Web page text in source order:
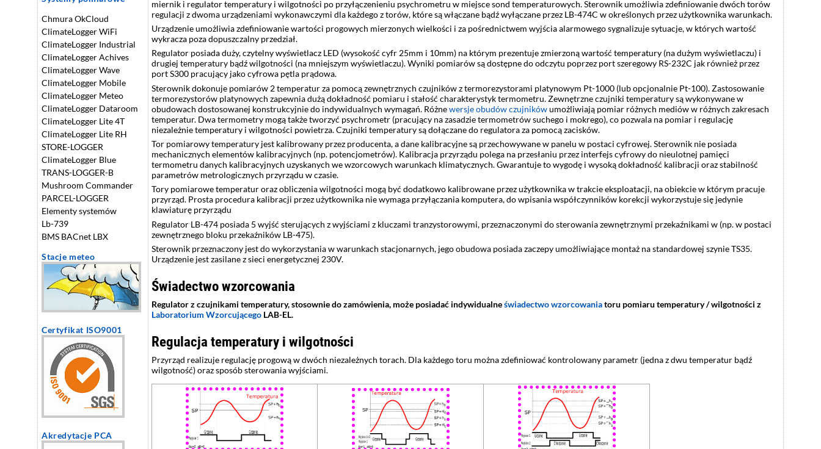
Chmura OkCloud
ClimateLogger WiFi
ClimateLogger Industrial
ClimateLogger Achives
ClimateLogger Wave
ClimateLogger Mobile
ClimateLogger Meteo
ClimateLogger Dataroom
ClimateLogger Lite 4T
ClimateLogger Lite RH
STORE-LOGGER
ClimateLogger Blue
TRANS-LOGGER-B
Mushroom Commander
PARCEL-LOGGER
Elementy systemów
Lb-739
BMS BACnet LBX
Stacje meteo
Certyfikat ISO9001
Akredytacje PCA
miernik i regulator temperatury i wilgotności po przyłączenieniu psychrometru w miejsce sond temperaturowych. Sterownik umożliwia zdefiniowanie dwóch torów
regulacji z dwoma urządzeniami wykonawczymi dla każdego z torów, które są włączane bądź wyłączane przez LB-474C w określonych przez użytkownika warunkach.
Urządzenie umożliwia zdefiniowanie wartości progowych mierzonych wielkości i za pośrednictwem wyjścia alarmowego sygnalizuje sytuacje, w których wartość
wykracza poza dopuszczalny przedział.
Regulator posiada duży, czytelny wyświetlacz LED (wysokość cyfr 25mm i 10mm) na którym prezentuje zmierzoną wartość temperatury (na dużym wyświetlaczu) i
drugiej temperatury bądź wilgotności (na mniejszym wyświetlaczu). Wyniki pomiarów są dostępne do odczytu poprzez port szeregowy RS-232C jak również przez
port S300 pracujący jako cyfrowa pętla prądowa.
Sterownik dokonuje pomiarów 2 temperatur za pomocą zewnętrznych czujników z termorezystorami platynowym Pt-1000 (lub opcjonalnie Pt-100). Zastosowanie
termorezystorów platynowych zapewnia dużą dokładność pomiaru i stałość charakterystyk termometru. Zewnętrzne czujniki temperatury są wykonywane w
obudowach dostosowanej konstrukcyjnie do indywidualnych wymagań. Różnewersje obudów czujnikówumożliwiają pomiar różnych mediów w różnych zakresach
temperatur. Dwa termometry mogą także tworzyć psychrometr (pracujący na zasadzie termometrów suchego i mokrego), co pozwala na pomiar i regulację
niezależnie temperatury i wilgotności powietrza. Czujniki temperatury są dołączane do regulatora za pomocą zacisków.
Tor pomiarowy temperatury jest kalibrowany przez producenta, a dane kalibracyjne są przechowywane w panelu w postaci cyfrowej. Sterownik nie posiada
mechanicznych elementów kalibracyjnych (np. potencjometrów). Kalibracja przyrządu polega na przesłaniu przez interfejs cyfrowy do nieulotnej pamięci
termometru danych kalibracyjnych uzyskanych we wzorcowych warunkach klimatycznych. Gwarantuje to wygodę i wysoką dokładność kalibracji oraz stabilność
parametrów metrologicznych przyrządu w czasie.
Tory pomiarowe temperatur oraz obliczenia wilgotności mogą być dodatkowo kalibrowane przez użytkownika w trakcie eksploatacji, na obiekcie w którym pracuje
przyrząd. Prosta procedura kalibracji przez użytkownika nie wymaga przyłączania komputera, do wpisania współczynników korekcji wykorzystuje się jedynie
klawiaturę przyrządu
Regulator LB-474 posiada 5 wyjść sterujących z wyjściami z kluczami tranzystorowymi, przeznaczonymi do sterowania zewnętrznymi przekaźnikami w (np. w postaci
zewnętrznego bloku przekaźników LB-475).
Sterownik przeznaczony jest do wykorzystania w warunkach stacjonarnych, jego obudowa posiada zaczepy umożliwiające montaż na standardowej szynie TS35.
Urządzenie jest zasilane z sieci energetycznej 230V.
Świadectwo wzorcowania
Regulator z czujnikami temperatury, stosownie do zamówienia, może posiadać indywidualneświadectwo wzorcowaniatoru pomiaru temperatury / wilgotności z
Laboratorium Wzorcującego LAB-EL.
Regulacja temperatury i wilgotności
Przyrząd realizuje regulację progową w dwóch niezależnych torach. Dla każdego toru można zdefiniować kontrolowany parametr (jedna z dwu temperatur bądź
wilgotność) oraz sposób sterowania wyjściami.